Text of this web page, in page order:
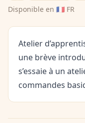
Disponible en 🇫🇷 FR
Atelier
une brève
s’essaie à un
commandes